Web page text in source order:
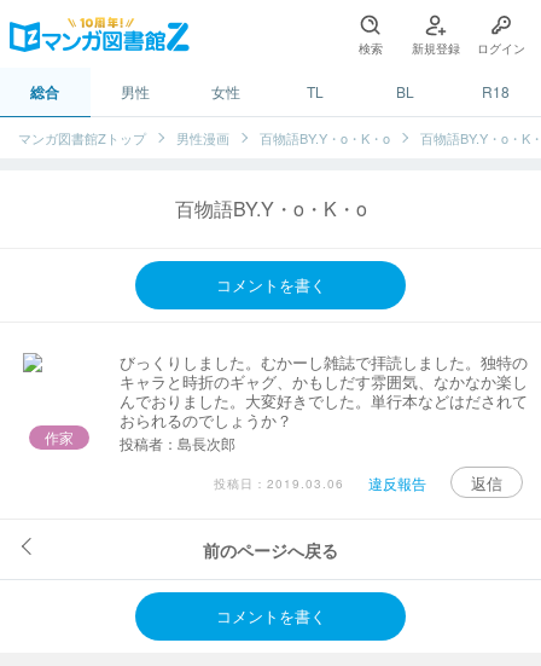
検索 新規登録 ログイン
総合 男性 女性 TL BL R18
マンガ図書館Zトップ 男性漫画 百物語BY.Y・o・K・o 百物語BY.Y・o・K
百物語BY.Y・o・K・o
コメントを書く
作家
びっくりしました。むかーし雑誌で拝読しました。独特の
キャラと時折のギャグ、かもしだす雰囲気、なかなか楽し
んでおりました。大変好きでした。単行本などはだされて
おられるのでしょうか？
投稿者：島長次郎
投稿日：2019.03.06 違反報告 返信
前のページへ戻る
コメントを書く